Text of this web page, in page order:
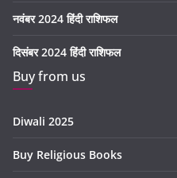
नवंबर 2024 हिंदी राशिफल
दिसंबर 2024 हिंदी राशिफल
Buy from us
Diwali 2025
Buy Religious Books